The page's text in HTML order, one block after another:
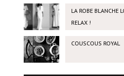
LA ROBE BLANCHE
RELAX !
COUSCOUS ROYAL